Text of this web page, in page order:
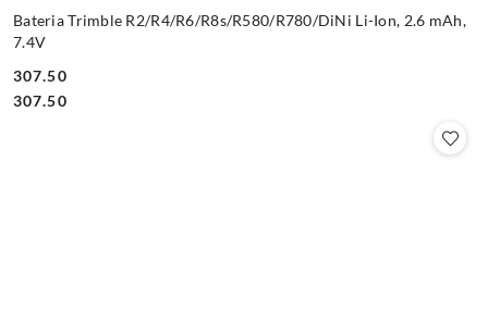
Bateria Trimble R2/R4/R6/R8s/R580/R780/DiNi Li-Ion, 2.6 mAh,
7.4V
Cena:
307.50
Cena:
307.50